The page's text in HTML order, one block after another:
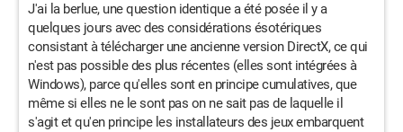
J'ai la berlue, une question identique a été posée il y a
quelques jours avec des considérations ésotériques
consistant à télécharger une ancienne version DirectX, ce qui
n'est pas possible des plus récentes (elles sont intégrées à
Windows), parce qu'elles sont en principe cumulatives, que
même si elles ne le sont pas on ne sait pas de laquelle il
s'agit et qu'en principe les installateurs des jeux embarquent